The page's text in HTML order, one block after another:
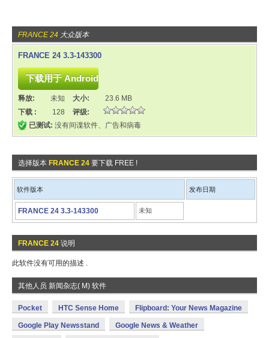
FRANCE 24 大众版本
FRANCE 24 3.3-143300
释放: 未知 大小:
23.6 MB
下载 :
128
评级:
已测试: 没有间谍软件、广告和病毒
选择版本 FRANCE 24 要下载 FREE !
软件版本 发布日期
FRANCE 24 3.3-143300 未知
FRANCE 24 说明
此软件没有可用的描述 .
其他人员 新闻杂志( M) 软件
Pocket HTC Sense Home Flipboard: Your News Magazine
Google Play Newsstand Google News & Weather